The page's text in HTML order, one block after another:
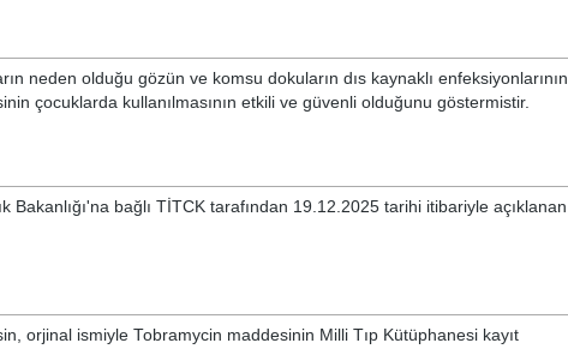
neden olduğu gözün ve komsu dokuların dıs kaynaklı enfeksiyonlarının
çocuklarda kullanılmasının etkili ve güvenli olduğunu göstermistir.
bağlı TİTCK tarafından 19.12.2025 tarihi itibariyle açıklanan
orjinal ismiyleTobramycin maddesinin Milli Tıp Kütüphanesi kayıt